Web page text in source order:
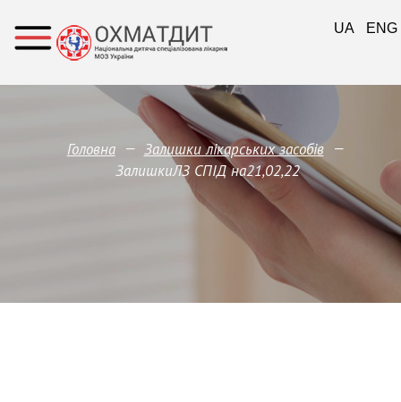
Головна — Залишки лікарських засобів —
ЗалишкиЛЗ СПІД на21,02,22
UA ENG